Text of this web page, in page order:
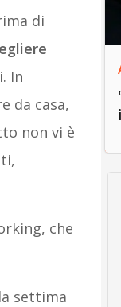
di
In
da casa,
non vi è
che
settima